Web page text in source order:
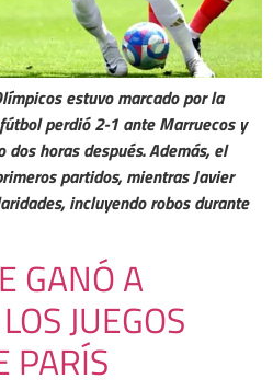
estuvo marcado por la
perdió 2-1 ante Marruecos y
horas después. Además, el
partidos, mientras Javier
incluyendo robos durante
GANÓ A
JUEGOS
PARÍS